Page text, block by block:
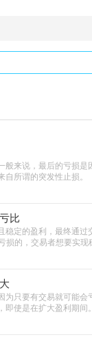
来说，最后的亏损是
自所谓的突发性止
比
定的盈利，最终通过
损的，交易者想要实
只要有交易就可能会
即使是在扩大盈利